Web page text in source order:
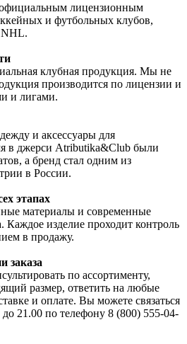
лицензионным
и футбольных клубов,
клубная продукция. Мы не
производится по лицензии и
и лигами.
и аксессуары для
в джерси Atributika&Club были
а бренд стал одним из
в России.
этапах
материалы и современные
Каждое изделие проходит контроль
в продажу.
заказа
по ассортименту,
размер, ответить на любые
и оплате. Вы можете связаться
21.00 по телефону 8 (800) 555-04-